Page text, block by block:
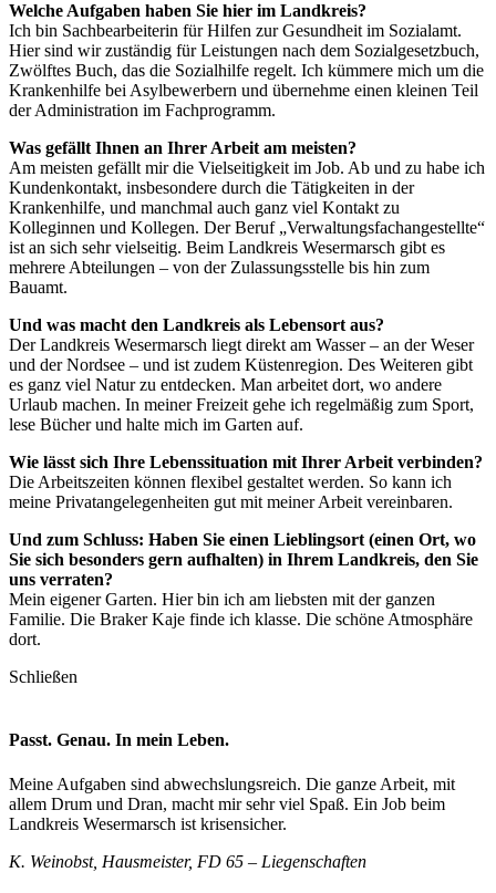
Welche Aufgaben haben Sie hier im Landkreis?
Ich bin Sachbearbeiterin für Hilfen zur Gesundheit im Sozialamt.
Hier sind wir zuständig für Leistungen nach dem Sozialgesetzbuch,
Zwölftes Buch, das die Sozialhilfe regelt. Ich kümmere mich um die
Krankenhilfe bei Asylbewerbern und übernehme einen kleinen Teil
der Administration im Fachprogramm.
Was gefällt Ihnen an Ihrer Arbeit am meisten?
Am meisten gefällt mir die Vielseitigkeit im Job. Ab und zu habe ich
Kundenkontakt, insbesondere durch die Tätigkeiten in der
Krankenhilfe, und manchmal auch ganz viel Kontakt zu
Kolleginnen und Kollegen. Der Beruf „Verwaltungsfachangestellte“
ist an sich sehr vielseitig. Beim Landkreis Wesermarsch gibt es
mehrere Abteilungen – von der Zulassungsstelle bis hin zum
Bauamt.
Und was macht den Landkreis als Lebensort aus?
Der Landkreis Wesermarsch liegt direkt am Wasser – an der Weser
und der Nordsee – und ist zudem Küstenregion. Des Weiteren gibt
es ganz viel Natur zu entdecken. Man arbeitet dort, wo andere
Urlaub machen. In meiner Freizeit gehe ich regelmäßig zum Sport,
lese Bücher und halte mich im Garten auf.
Wie lässt sich Ihre Lebenssituation mit Ihrer Arbeit verbinden?
Die Arbeitszeiten können flexibel gestaltet werden. So kann ich
meine Privatangelegenheiten gut mit meiner Arbeit vereinbaren.
Und zum Schluss: Haben Sie einen Lieblingsort (einen Ort, wo
Sie sich besonders gern aufhalten) in Ihrem Landkreis, den Sie
uns verraten?
Mein eigener Garten. Hier bin ich am liebsten mit der ganzen
Familie. Die Braker Kaje finde ich klasse. Die schöne Atmosphäre
dort.
Schließen
Passt. Genau. In mein Leben.
Meine Aufgaben sind abwechslungsreich. Die ganze Arbeit, mit
allem Drum und Dran, macht mir sehr viel Spaß. Ein Job beim
Landkreis Wesermarsch ist krisensicher.
K. Weinobst, Hausmeister, FD 65 – Liegenschaften